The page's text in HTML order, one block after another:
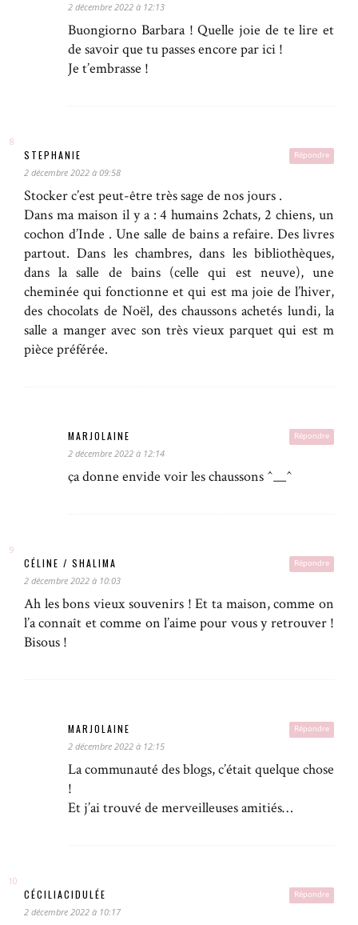
2 décembre 2022 à 12:13
Buongiorno Barbara ! Quelle joie de te lire et
de savoir que tu passes encore par ici !
Je t’embrasse !
Répondre
STEPHANIE
2 décembre 2022 à 09:58
Stocker c’est peut-être très sage de nos jours .
Dans ma maison il y a : 4 humains 2chats, 2 chiens, un
cochon d’Inde . Une salle de bains a refaire. Des livres
partout. Dans les chambres, dans les bibliothèques,
dans la salle de bains (celle qui est neuve), une
cheminée qui fonctionne et qui est ma joie de l’hiver,
des chocolats de Noël, des chaussons achetés lundi, la
salle a manger avec son très vieux parquet qui est m
pièce préférée.
Répondre
MARJOLAINE
2 décembre 2022 à 12:14
ça donne envide voir les chaussons ^__^
Répondre
CÉLINE / SHALIMA
2 décembre 2022 à 10:03
Ah les bons vieux souvenirs ! Et ta maison, comme on
l’a connaît et comme on l’aime pour vous y retrouver !
Bisous !
Répondre
MARJOLAINE
2 décembre 2022 à 12:15
La communauté des blogs, c’était quelque chose
!
Et j’ai trouvé de merveilleuses amitiés…
Répondre
CÉCILIACIDULÉE
2 décembre 2022 à 10:17